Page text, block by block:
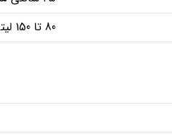
80 تا 150 لیتر